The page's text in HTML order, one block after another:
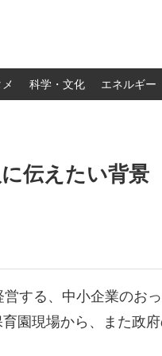
科学・文化 エネルギー
伝えたい背景
する、中小企業のおっ
園現場から、また政